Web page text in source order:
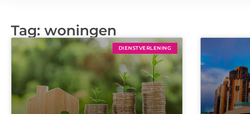
Tag: woningen
DIENSTVERLENING